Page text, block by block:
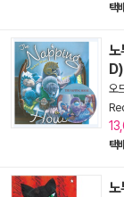
택
D)
오
택
노